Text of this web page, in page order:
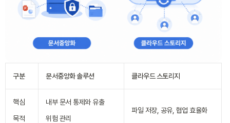
구분 문서중앙화 솔루션 클라우드 스토리지
핵심
목적
내부 문서 통제와 유출
위험 관리
파일 저장, 공유, 협업 효율화